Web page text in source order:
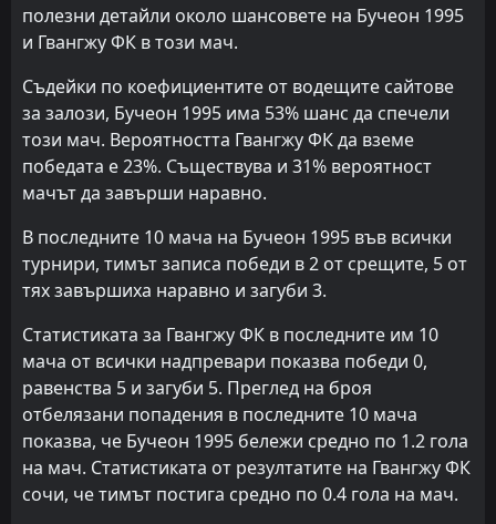
полезни детайли около шансовете на Бучеон 1995
и Гвангжу ФК в този мач.
Съдейки по коефициентите от водещите сайтове
за залози, Бучеон 1995 има 53% шанс да спечели
този мач. Вероятността Гвангжу ФК да вземе
победата е 23%. Съществува и 31% вероятност
мачът да завърши наравно.
В последните 10 мача на Бучеон 1995 във всички
турнири, тимът записа победи в 2 от срещите, 5 от
тях завършиха наравно и загуби 3.
Статистиката за Гвангжу ФК в последните им 10
мача от всички надпревари показва победи 0,
равенства 5 и загуби 5. Преглед на броя
отбелязани попадения в последните 10 мача
показва, че Бучеон 1995 бележи средно по 1.2 гола
на мач. Статистиката от резултатите на Гвангжу ФК
сочи, че тимът постига средно по 0.4 гола на мач.